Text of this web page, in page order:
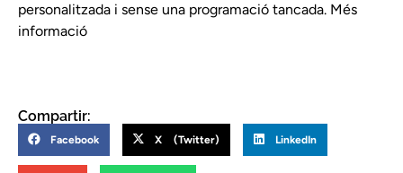
personalitzada i sense una programació tancada. Més
informació
Compartir:
Facebook X (Twitter) LinkedIn